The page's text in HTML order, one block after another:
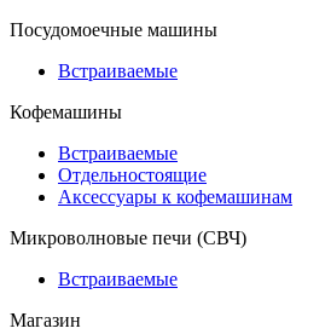
Посудомоечные машины
Встраиваемые
Кофемашины
Встраиваемые
Отдельностоящие
Аксессуары к кофемашинам
Микроволновые печи (СВЧ)
Встраиваемые
Магазин